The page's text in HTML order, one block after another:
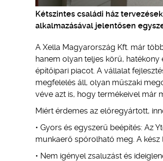
Kétszintes családi ház
alkalmazásával jelentősen
A Xella Magyarország Kft. már
hanem olyan teljes körű,
építőipari piacot. A vállalat
megfelelés áll, olyan műszaki
véve azt is, hogy termékeivel már
Miért érdemes az előregyártott,
• Gyors és egyszerű beépítés: Az
munkaerő spórolható meg. A
• Nem igényel zsaluzást és